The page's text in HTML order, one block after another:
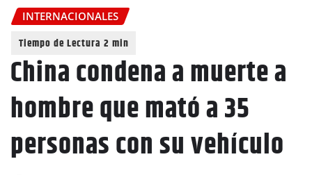
INTERNACIONALES
China condena a muerte a
hombre que mató a 35
personas con su vehículo